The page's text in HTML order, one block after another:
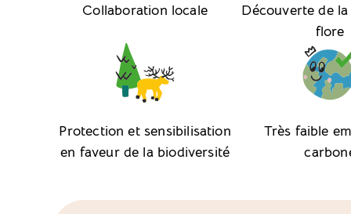
Collaboration locale
Découverte de
flore
Protection et sensibilisation
en faveur de la biodiversité
Très faible